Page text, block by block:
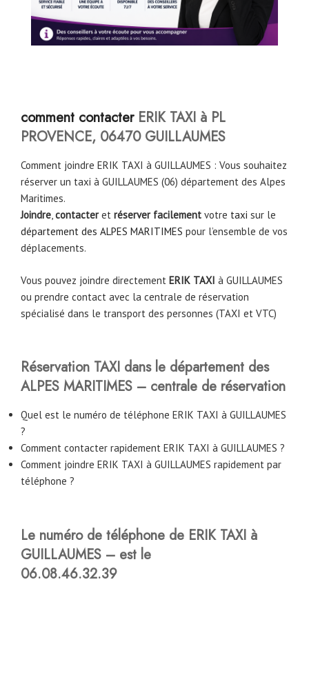
comment contacterERIK TAXI à PL
PROVENCE, 06470 GUILLAUMES
Comment joindre ERIK TAXI à GUILLAUMES : Vous souhaitez
réserver un taxi à GUILLAUMES (06) département des Alpes
Maritimes.
Joindre,contacteret réserver facilement votre taxi sur le
département des ALPES MARITIMES pour l’ensemble de vos
déplacements.
Vous pouvez joindre directement ERIK TAXI à GUILLAUMES
ou prendre contact avec la centrale de réservation
spécialisé dans le transport des personnes (TAXI et VTC)
Réservation TAXI dans le département des
ALPES MARITIMES – centrale de réservation
Quel est le numéro de téléphone ERIK TAXI à GUILLAUMES
?
Comment contacter rapidement ERIK TAXI à GUILLAUMES ?
Comment joindre ERIK TAXI à GUILLAUMES rapidement par
téléphone ?
Le numéro de téléphone de ERIK TAXI à
GUILLAUMES – est le
06.08.46.32.39